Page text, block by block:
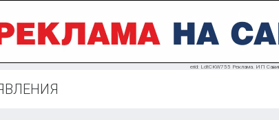
erid: LdtCKW755 Реклама. ИП